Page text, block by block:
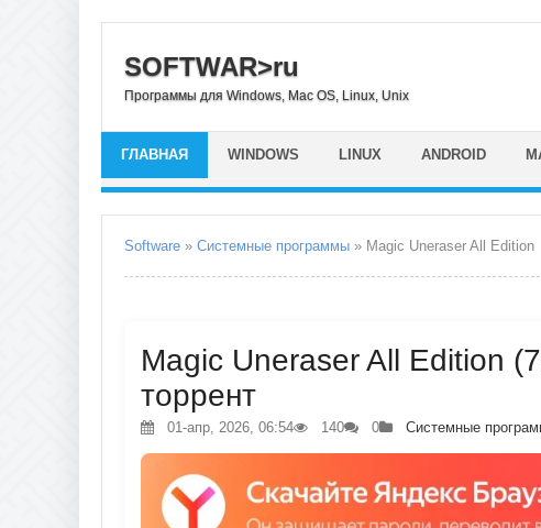
SOFTWAR>ru
Программы для Windows, Mac OS, Linux, Unix
ГЛАВНАЯ WINDOWS LINUX ANDROID
Software » Системные программы » Magic Uneraser All Edition
Magic Uneraser All Edition
торрент
01-апр, 2026, 06:54 140 0 Системные